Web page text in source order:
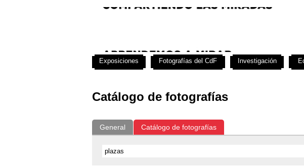
Catálogo de fotografías
General Catálogo de fotografías
Exposiciones Fotografías del CdF Investigación